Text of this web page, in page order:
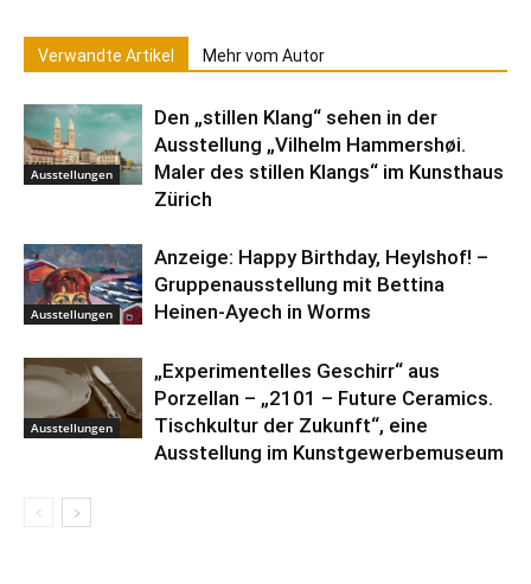
Verwandte Artikel Mehr vom Autor
Ausstellungen
Den „stillen Klang“ sehen in der
Ausstellung „Vilhelm Hammershøi.
Maler des stillen Klangs“ im Kunsthaus
Zürich
Ausstellungen
Anzeige: Happy Birthday, Heylshof! –
Gruppenausstellung mit Bettina
Heinen-Ayech in Worms
Ausstellungen
„Experimentelles Geschirr“ aus
Porzellan – „2101 – Future Ceramics.
Tischkultur der Zukunft“, eine
Ausstellung im Kunstgewerbemuseum